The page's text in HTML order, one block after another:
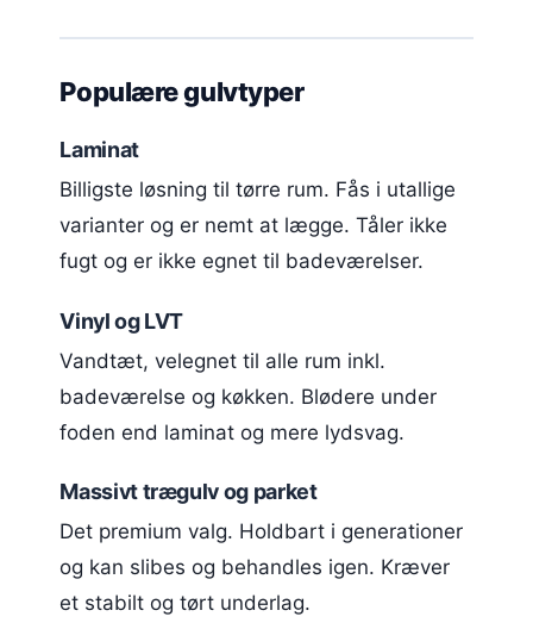
Populære gulvtyper
Laminat
Billigste løsning til tørre rum. Fås i utallige
varianter og er nemt at lægge. Tåler ikke
fugt og er ikke egnet til badeværelser.
Vinyl og LVT
Vandtæt, velegnet til alle rum inkl.
badeværelse og køkken. Blødere under
foden end laminat og mere lydsvag.
Massivt trægulv og parket
Det premium valg. Holdbart i generationer
og kan slibes og behandles igen. Kræver
et stabilt og tørt underlag.